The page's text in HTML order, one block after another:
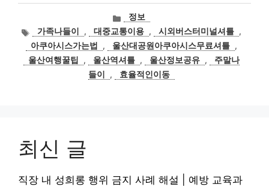
카
테
고
리
정보
태
그
가족나들이 , 대중교통이용 , 시외버스터미널셔틀 ,
아쿠아시스가는법
, 울산대공원아쿠아시스무료셔틀 ,
울산여행꿀팁
, 울산역셔틀 , 울산정보공유 ,
주말나
들이
, 효율적인이동
최신 글
직장 내 성희롱 행위 금지 사례 해설 | 예방 교육과